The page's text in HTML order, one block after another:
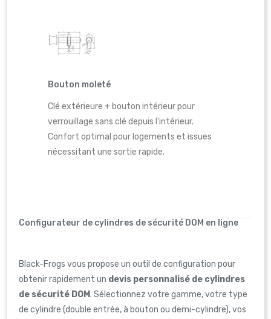
Bouton moleté
Clé extérieure + bouton intérieur pour
verrouillage sans clé depuis l'intérieur.
Confort optimal pour logements et issues
nécessitant une sortie rapide.
Configurateur de cylindres de sécurité DOM en ligne
Black-Frogs vous propose un outil de configuration pour
obtenir rapidement un devis personnalisé de cylindres
de sécurité DOM. Sélectionnez votre gamme, votre type
de cylindre (double entrée, à bouton ou demi-cylindre), vos